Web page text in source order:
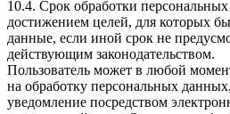
10.4. Срок обработки
достижением целей, для которых
данные, если иной срок не
действующим законодательством.
Пользователь может в любой
на обработку персональных
уведомление посредством